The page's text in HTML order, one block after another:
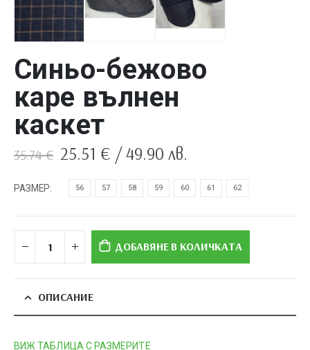
Синьо-бежово
каре вълнен
каскет
35.74€ Original
was:
25.51 € Текущата
цена
/ 49.90 лв.
РАЗМЕР 56 57 58 59 60 61 62
ДОБАВЯНЕ В КОЛИЧКАТА
ОПИСАНИЕ
ВИЖ ТАБЛИЦА С РАЗМЕРИТЕ